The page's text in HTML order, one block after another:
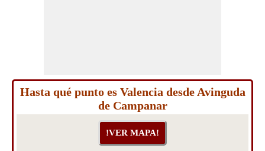
Hasta qué punto es Valencia desde Avinguda
de Campanar